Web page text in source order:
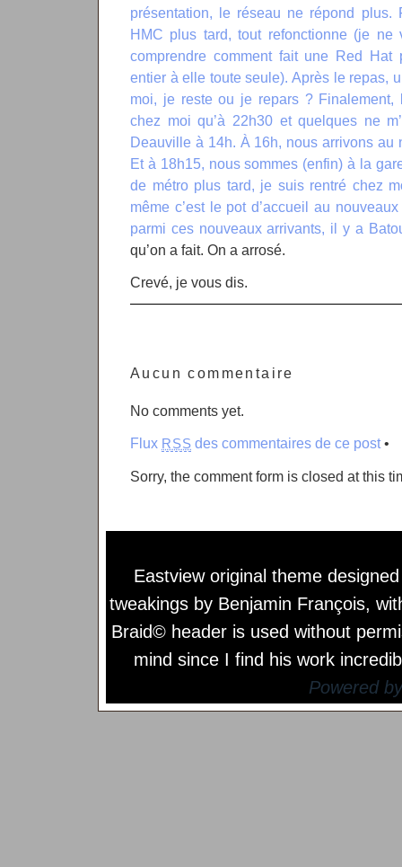
présentation, le réseau ne répond plus.
HMC plus tard, tout refonctionne (je ne
comprendre comment fait une Red Hat
entier à elle toute seule). Après le repas,
moi, je reste ou je repars ? Finalement,
chez moi qu’à 22h30 et quelques ne
Deauville à 14h. À 16h, nous arrivons au
Et à 18h15, nous sommes (enfin) à la
de métro plus tard, je suis rentré chez
même c’est le pot d’accueil au
parmi ces nouveaux arrivants, il y a
qu’on a fait. On a arrosé.
Crevé, je vous dis.
Aucun commentaire
No comments yet.
Flux RSS des commentaires de ce post•
Sorry, the comment form is closed at this
Eastview original theme
tweakings by Benjamin François,
Braid© header is used without
mind since I find his work
Powered